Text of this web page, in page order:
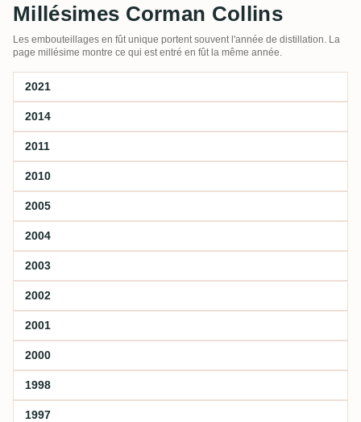
Millésimes Corman Collins
Les embouteillages en fût unique portent souvent l'année de distillation. La
page millésime montre ce qui est entré en fût la même année.
2021
2014
2011
2010
2005
2004
2003
2002
2001
2000
1998
1997